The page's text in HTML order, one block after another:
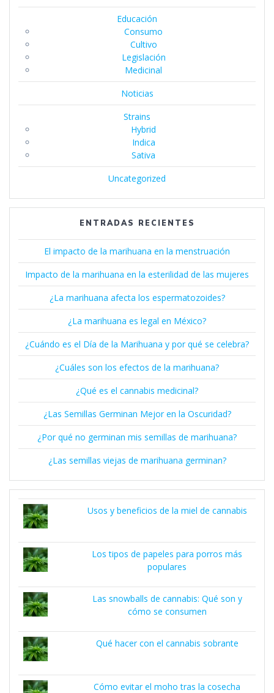
Educación
Consumo
Cultivo
Legislación
Medicinal
Noticias
Strains
Hybrid
Indica
Sativa
Uncategorized
ENTRADAS RECIENTES
El impacto de la marihuana en la menstruación
Impacto de la marihuana en la esterilidad de las mujeres
¿La marihuana afecta los espermatozoides?
¿La marihuana es legal en México?
¿Cuándo es el Día de la Marihuana y por qué se celebra?
¿Cuáles son los efectos de la marihuana?
¿Qué es el cannabis medicinal?
¿Las Semillas Germinan Mejor en la Oscuridad?
¿Por qué no germinan mis semillas de marihuana?
¿Las semillas viejas de marihuana germinan?
Usos y beneficios de la miel de cannabis
Los tipos de papeles para porros más
populares
Las snowballs de cannabis: Qué son y
cómo se consumen
Qué hacer con el cannabis sobrante
Cómo evitar el moho tras la cosecha